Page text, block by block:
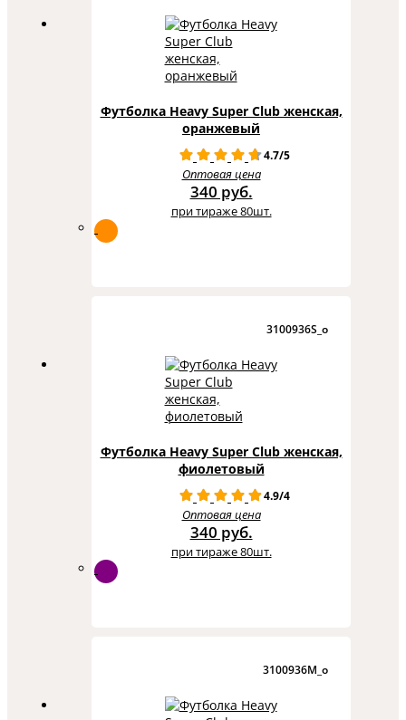
Футболка Heavy Super Club женская,
оранжевый
4.7/5
Оптовая цена
340 руб.
при тираже 80шт.
3100936S_o
Футболка Heavy Super Club женская,
фиолетовый
4.9/4
Оптовая цена
340 руб.
при тираже 80шт.
3100936M_o